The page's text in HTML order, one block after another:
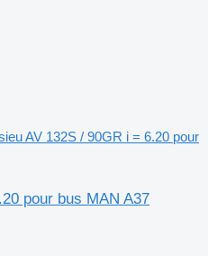
AV 132S / 90GR i = 6.20 pour
pour bus MAN A37